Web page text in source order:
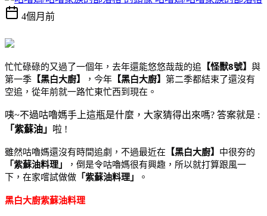
4個月前
忙忙碌碌的又過了一個年，去年還能悠悠哉哉的追 【怪獸8號】 與
第一季 【黑白大廚】 ，今年 【黑白大廚】 第二季都結束了還沒有
空追，從年前就一路忙東忙西到現在。
咦~不過咕嚕媽手上這瓶是什麼，大家猜得出來嗎? 答案就是 :
「紫蘇油」 啦 !
雖然咕嚕媽還沒有時間追劇，不過最近在 【黑白大廚】 中很夯的
「紫蘇油料理」
，倒是令咕嚕媽很有興趣，所以就打算跟風一
下，在家嚐試做做 「紫蘇油料理」
。
黑白大廚紫蘇油料理